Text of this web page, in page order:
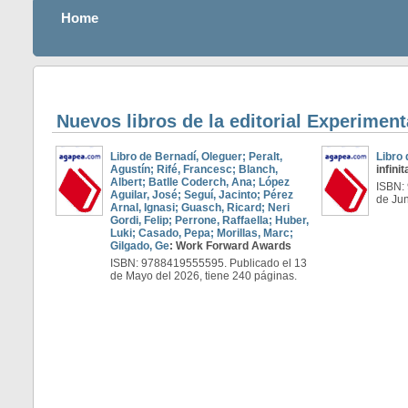
Home
Nuevos libros de la editorial
Libro de Bernadí, Oleguer; Peralt,
Agustín; Rifé, Francesc; Blanch,
Albert; Batlle Coderch, Ana; López
Aguilar, José; Seguí, Jacinto; Pérez
Arnal, Ignasi; Guasch, Ricard; Neri
Gordi, Felip; Perrone, Raffaella; Huber,
Luki; Casado, Pepa; Morillas, Marc;
Gilgado, Ge: Work Forward Awards
ISBN: 9788419555595. Publicado el 13
de Mayo del 2026, tiene 240 páginas.
Libro
de